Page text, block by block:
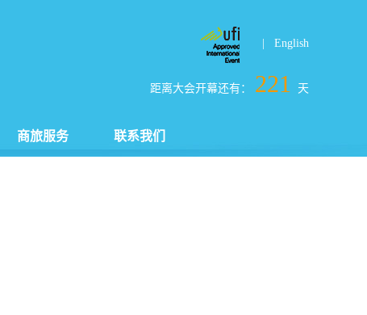
| English
距离大会开幕还有： 221 天
商旅服务 联系我们